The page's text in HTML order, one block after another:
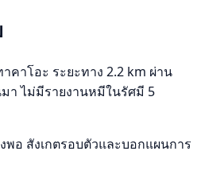
คาโอะ ระยะทาง 2.2 km ผ่าน
า ไม่มีรายงานหมีในรัศมี 5
พอ สังเกตรอบตัวและบอกแผนการ